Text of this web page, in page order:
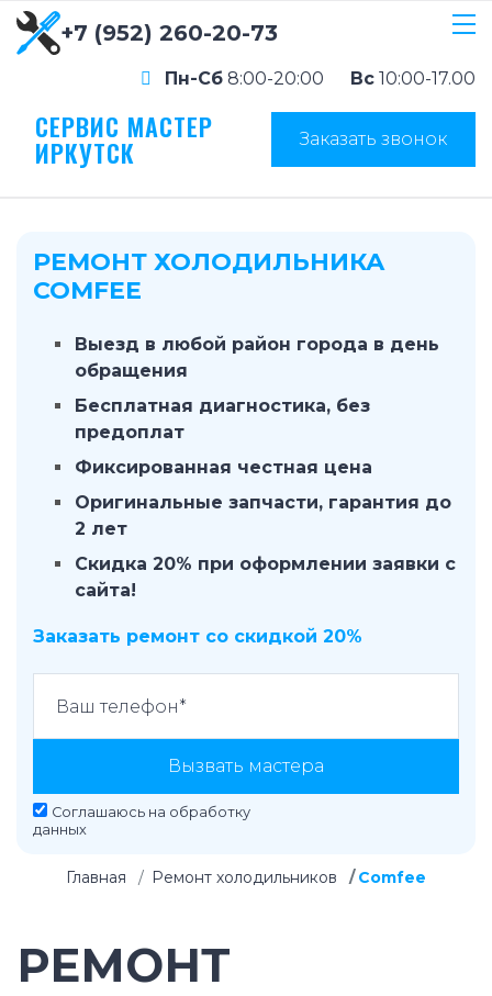
+7 (952) 260-20-73
Пн-Сб 8:00-20:00 Вс 10:00-17.00
СЕРВИС МАСТЕР
ИРКУТСК Заказать звонок
РЕМОНТ ХОЛОДИЛЬНИКА
COMFEE
Выезд в любой район города в день
обращения
Бесплатная диагностика, без
предоплат
Фиксированная честная цена
Оригинальные запчасти, гарантия до
2 лет
Скидка 20% при оформлении заявки с
сайта!
Заказать ремонт со скидкой 20%
Вызвать мастера
Соглашаюсь на обработку
данных
Главная Ремонт холодильников Comfee
РЕМОНТ